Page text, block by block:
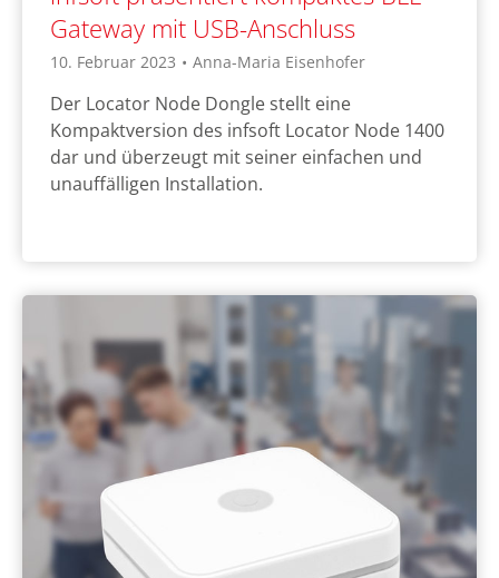
Gateway mit USB-Anschluss
10. Februar 2023 • Anna-Maria Eisenhofer
Der Locator Node Dongle stellt eine
Kompaktversion des infsoft Locator Node 1400
dar und überzeugt mit seiner einfachen und
unauffälligen Installation.